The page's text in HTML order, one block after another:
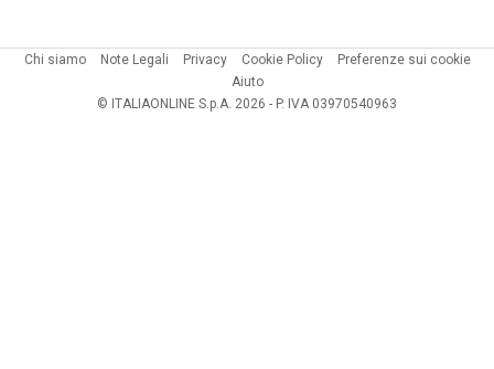
Chi siamo Note Legali Privacy Cookie Policy
Preferenze sui cookie
Aiuto
© ITALIAONLINE S.p.A. 2026 - P. IVA 03970540963